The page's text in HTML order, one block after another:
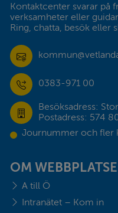
Kontaktcenter svarar på
verksamheter eller
Ring, chatta, besök eller
0383-971 00
Besöksadress:
Postadress: 574
Journummer och fler
OM
A till Ö
Intranätet – Kom in